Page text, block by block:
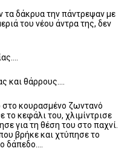
δάκρυα την πάντρεψαν με
του νέου άντρα της, δεν
και θάρρους….
κουρασμένο ζωντανό
κεφάλι του, χλιμίντρισε
για τη θέση του στο παχνί.
βρήκε και χτύπησε το
δάπεδο….